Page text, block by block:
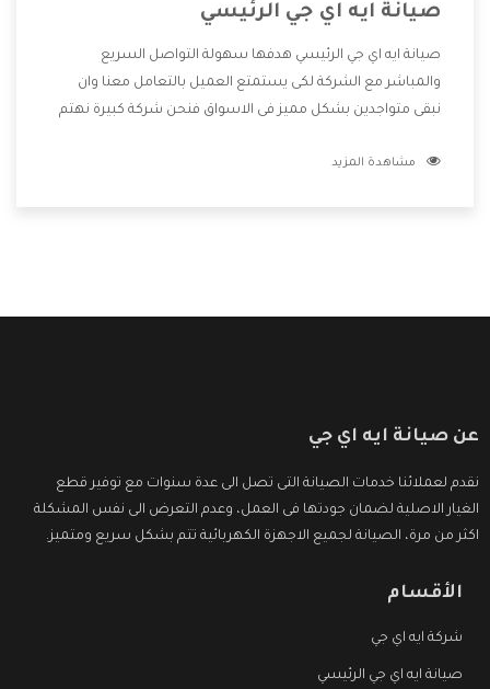
صيانة ايه اي جي الرئيسي
صيانة ايه اي جي الرئيسي هدفها سهولة التواصل السريع
والمباشر مع الشركة لكى يستمتع العميل بالتعامل معنا وان
نبقى متواجدين بشكل مميز فى الاسواق فنحن شركة كبيرة نهتم
الشركة بها والتى تكون منها خدمة الصيانة التى تكون من أهم
مشاهدة المزيد
عن صيانة ايه اي جي
نقدم لعملائنا خدمات الصيانة التى تصل الى عدة سنوات مع توفير قطع
الغيار الاصلية لضمان جودتها فى العمل، وعدم التعرض الى نفس المشكلة
اكثر من مرة، الصيانة لجميع الاجهزة الكهربائية تتم بشكل سريع ومتميز.
الأقسام
شركة ايه اي جي
صيانة ايه اي جي الرئيسي